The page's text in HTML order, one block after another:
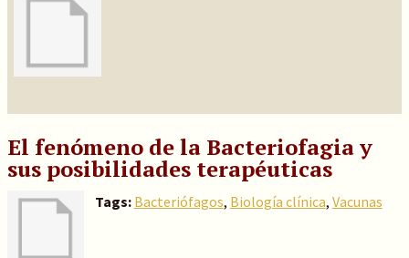
El fenómeno de la Bacteriofagia y
sus posibilidades terapéuticas
Tags: Bacteriófagos, Biología clínica, Vacunas